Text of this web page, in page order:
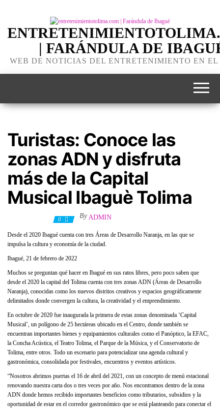
| FARÁNDULA DE
WEB DE NOTICIAS DEL ENTRETENIMIENTO EN
Turistas: Conoce las
zonas ADN y disfruta
más de la Capital
Musical Ibaguè Tolima
0 By ADMIN
Desde el 2020 Ibagué cuenta con tres Áreas de Desarrollo Naranja, en las que se
impulsa la cultura y economía de la ciudad.
Ibagué, 21 de febrero de 2022
Muchos se preguntan qué hacer en Ibagué en sus ratos libres, pero poco saben que
desde el 2020 la capital del Tolima cuenta con tres zonas ADN (Áreas de Desarrollo
Naranja), conocidas como los nuevos distritos creativos y espacios geográficamente
delimitados donde convergen la cultura, la creatividad y el emprendimiento.
En octubre de 2020 fue inaugurada la primera de estas zonas denominada ‘Capital
Musical’, un polígono de 25 hectáreas ubicado en el Centro, donde también se
encuentran importantes bienes y equipamientos culturales como el Panóptico, la EFAC,
la Concha Acústica, el Teatro Tolima, el Parque de la Música, y el Conservatorio de
Tolima, entre otros. Todo un escenario para potencializar una agenda cultural y
gastronómica, consolidada por festivales, encuentros y eventos artísticos.
“Nosotros abrimos puertas el 16 de abril del 2021, con un concepto de menú estacional
renovando nuestra carta dos o tres veces por año. Nos encontramos dentro de la zona
ADN donde hemos recibido importantes beneficios como tributarios, subsidios y la
oportunidad de estar en el corredor gastronómico que se está planteando para conectar el